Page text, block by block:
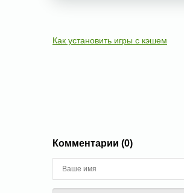
Как установить игры с кэшем
Комментарии (0)